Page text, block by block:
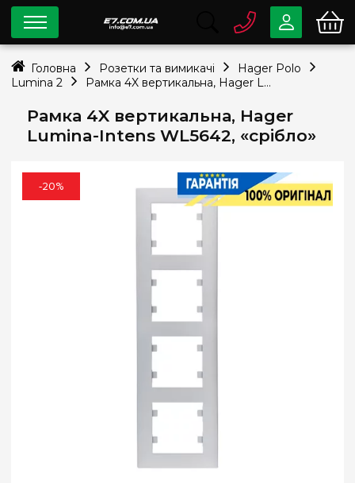
Рамка 4X вертикальна, Hager
Lumina-Intens WL5642, «срібло»
-20%
0 80033-63-07
Безкоштовно
info@e7.com.ua
044334-79-78
Viber Telegram
Головна Розетки та вимикачі
Hager Polo
Lumina 2
Рамка 4X вертикальна, Hager Lumina-Intens WL5642, «срібло»